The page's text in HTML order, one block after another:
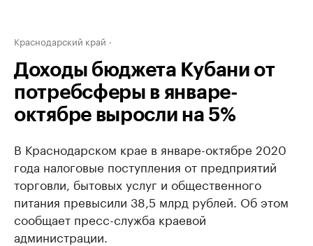
Краснодарский край
Доходы бюджета Кубани от
потребсферы в январе-
октябре выросли на 5%
В Краснодарском крае в январе-октябре 2020
года налоговые поступления от предприятий
торговли, бытовых услуг и общественного
питания превысили 38,5 млрд рублей. Об этом
сообщает пресс-служба краевой
администрации.